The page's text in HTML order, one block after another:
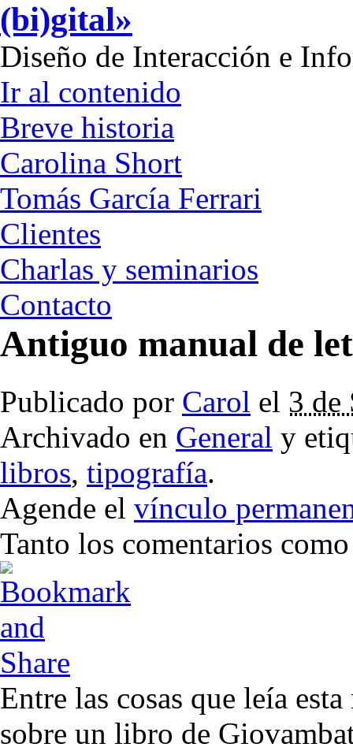
(bi)gital»
Diseño de Interacción e
Ir al contenido
Breve historia
Carolina Short
Tomás García Ferrari
Clientes
Charlas y seminarios
Contacto
Antiguo manual de
Publicado por Carol el 3 de
Archivado en General y
libros, tipografía.
Agende el vínculo
Tanto los comentarios
Entre las cosas que leía
sobre un libro de